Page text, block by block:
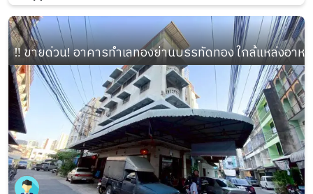
‼️ ขายด่วน! อาคารทำเลทองย่านบรรทัดทอง ใกล้แหล่งอาห